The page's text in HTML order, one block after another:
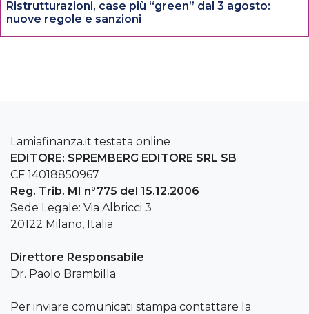
Ristrutturazioni, case più “green” dal 3 agosto:
nuove regole e sanzioni
Lamiafinanza.it testata online
EDITORE: SPREMBERG EDITORE SRL SB
CF 14018850967
Reg. Trib. MI n°775 del 15.12.2006
Sede Legale: Via Albricci 3
20122 Milano, Italia
Direttore Responsabile
Dr. Paolo Brambilla
Per inviare comunicati stampa contattare la